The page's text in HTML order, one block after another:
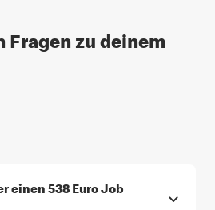
Fragen zu deinem
einen 538 Euro Job